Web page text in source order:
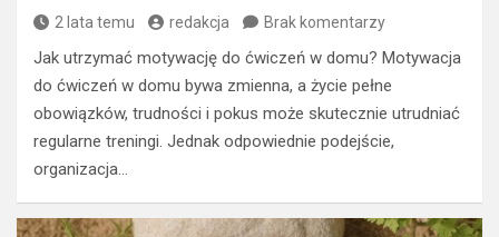
2 lata temu redakcja Brak komentarzy
Jak utrzymać motywację do ćwiczeń w domu? Motywacja
do ćwiczeń w domu bywa zmienna, a życie pełne
obowiązków, trudności i pokus może skutecznie utrudniać
regularne treningi. Jednak odpowiednie podejście,
organizacja…